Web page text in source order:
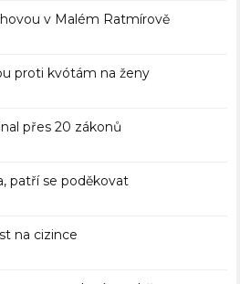
v Malém Ratmírově
proti kvótám na ženy
přes 20 zákonů
patří se poděkovat
na cizince